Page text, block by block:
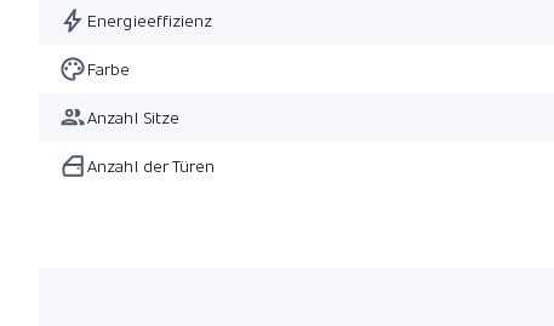
Energieeffizienz
Farbe
Anzahl Sitze
Anzahl der Türen